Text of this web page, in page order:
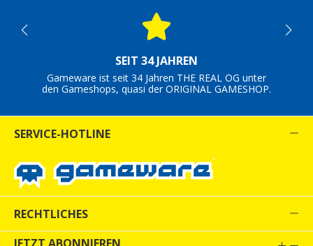
SEIT 34 JAHREN
Gameware ist seit 34 Jahren THE REAL OG unter
den Gameshops, quasi der ORIGINAL GAMESHOP.
SERVICE-HOTLINE
RECHTLICHES